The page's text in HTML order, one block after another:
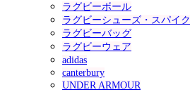
ラグビーボール
ラグビーシューズ・スパイク
ラグビーバッグ
ラグビーウェア
adidas
canterbury
UNDER ARMOUR